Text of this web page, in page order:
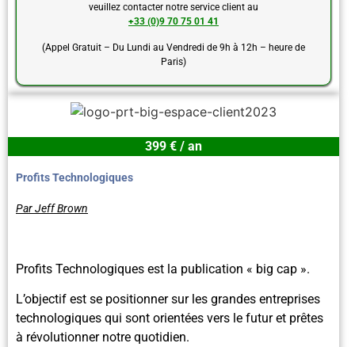
veuillez contacter notre service client au
+33 (0)9 70 75 01 41
(Appel Gratuit – Du Lundi au Vendredi de 9h à 12h – heure de
Paris)
399 € / an
Profits Technologiques
Par Jeff Brown
Profits Technologiques est la publication « big cap ».
L’objectif est se positionner sur les grandes entreprises
technologiques qui sont orientées vers le futur et prêtes
à révolutionner notre quotidien.